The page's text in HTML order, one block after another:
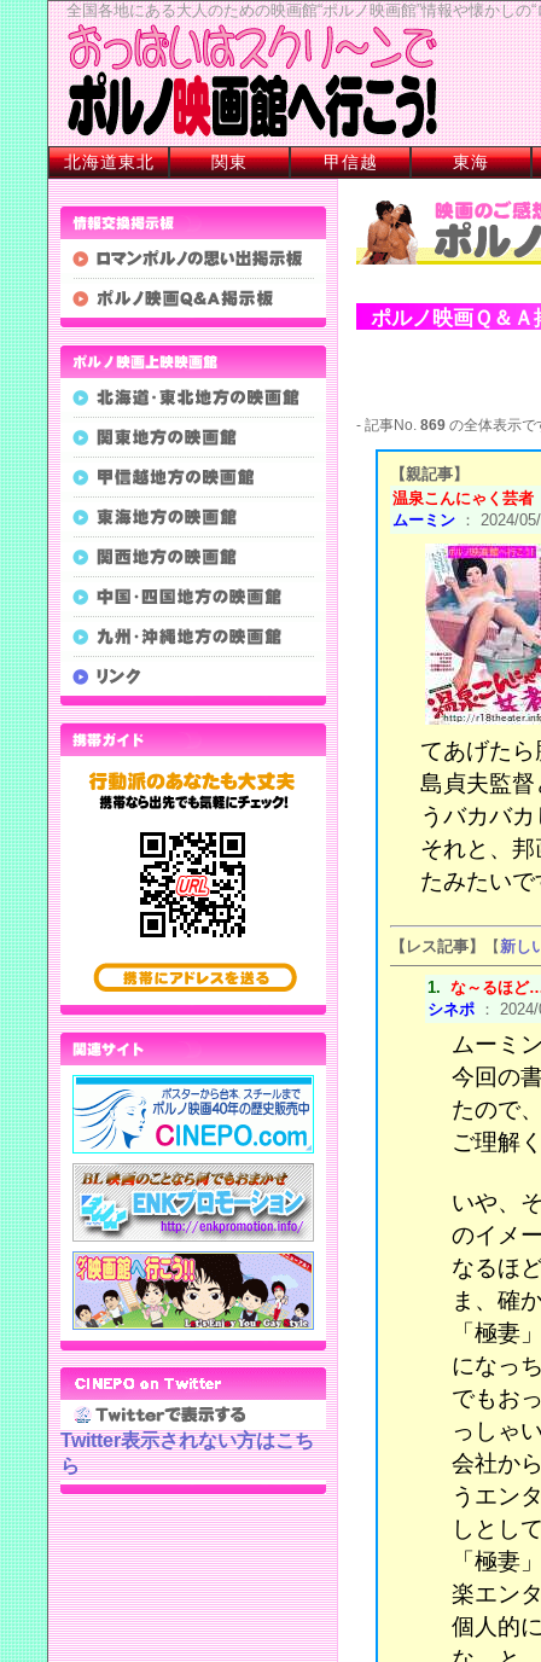
全国各地にある大人のための映画館“ポルノ映画館”情報や懐かし
ポルノ映画Ｑ＆Ａ
- 記事No. 869 の全体表示で
【親記事】
温泉こんにゃく芸者
ムーミン ： 2024/
てあげた
島貞夫監
うバカバ
それと、
たみたいで
【レス記事】 【 新し
1. な～るほど
シネポ ：
ムーミ
今回の
たので
ご理解
いや、
のイメ
なるほ
ま、確
「極妻
になっ
でもお
っしゃ
会社か
うエン
しとし
「極妻
楽エン
個人的
Twitter表示されない方はこち
ら
北海道東北 関東 甲信越 東海